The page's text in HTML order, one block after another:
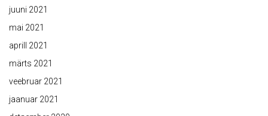
juuni 2021
mai 2021
aprill 2021
märts 2021
veebruar 2021
jaanuar 2021